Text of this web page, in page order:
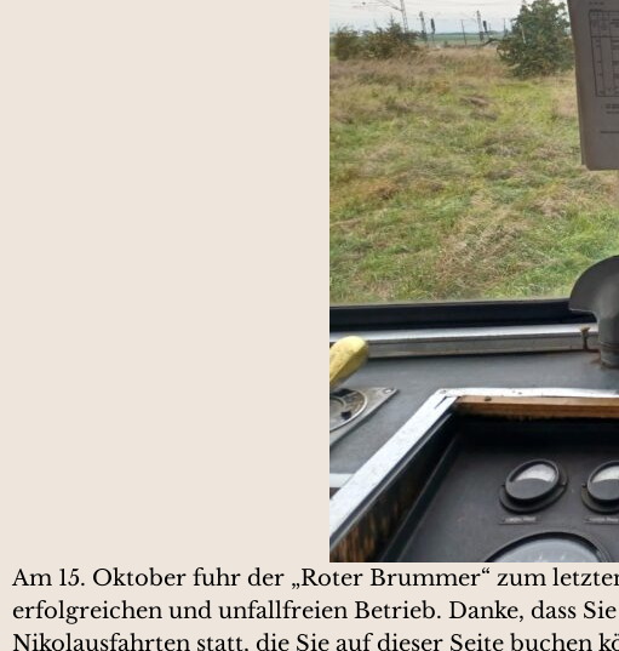
Am 15. Oktober fuhr der „Roter Brummer“ zum
erfolgreichen und unfallfreien Betrieb. Danke, dass
Nikolausfahrten statt, die Sie auf dieser Seite buchen